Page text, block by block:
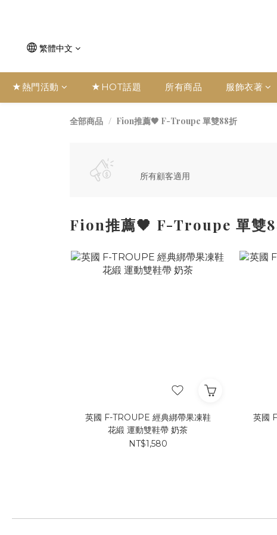
繁體中文
★熱門活動 ★HOT話題 所有商品 服飾衣著
全部商品 Fion推薦🖤 F-Troupe 單雙88折
所有顧客適用
Fion推薦🖤 F-Troupe 單雙
英國 F-TROUPE 經典綁帶果凍鞋
花緞 運動雙鞋帶 奶茶
NT$1,580
英國